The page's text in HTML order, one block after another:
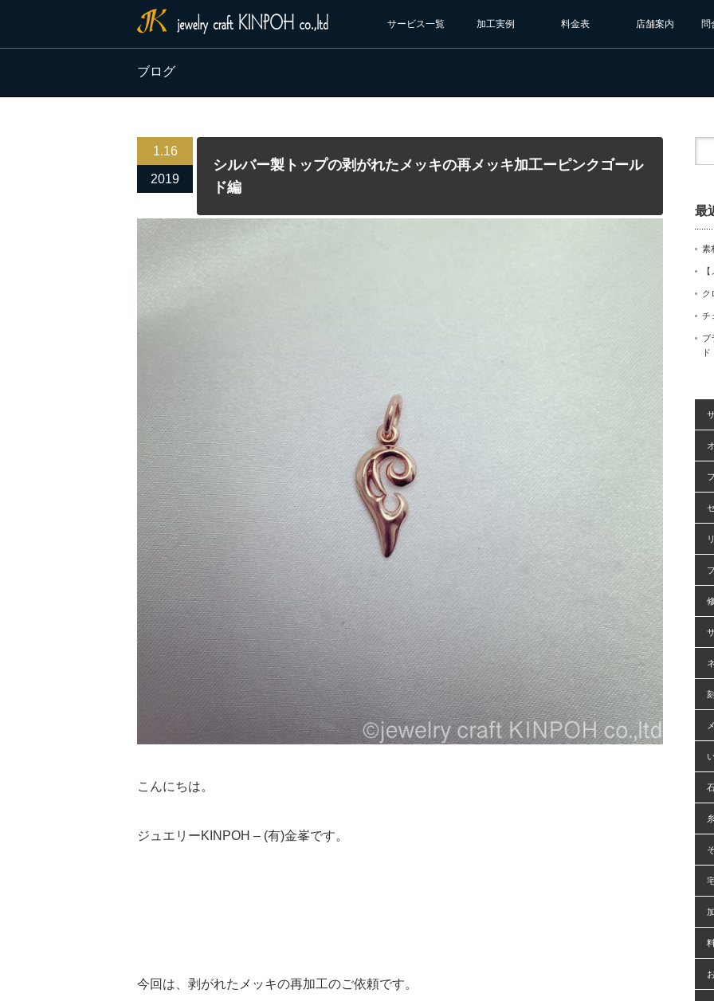
サービス一覧 加工実例 料金表 店舗案内 問
ブログ
1.16
2019
シルバー製トップの剥がれたメッキの再メッキ加工ーピンクゴール
ド編
こんにちは。
ジュエリーKINPOH – (有)金峯です。
今回は、剥がれたメッキの再加工のご依頼です。
最
素
ク
チ
ブ
ド